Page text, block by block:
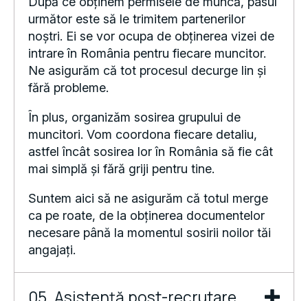
următor este să le trimitem partenerilor
noștri. Ei se vor ocupa de obținerea vizei de
intrare în România pentru fiecare muncitor.
Ne asigurăm că tot procesul decurge lin și
fără probleme.
În plus, organizăm sosirea grupului de
muncitori. Vom coordona fiecare detaliu,
astfel încât sosirea lor în România să fie cât
mai simplă și fără griji pentru tine.
ca pe roate, de la obținerea documentelor
necesare până la momentul sosirii noilor tăi
angajați.
05. Asistență post-recrutare